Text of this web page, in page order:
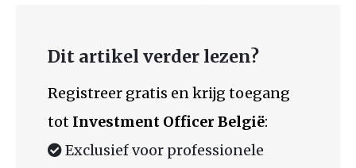
Dit artikel verder lezen?
Registreer gratis en krijg toegang
tot Investment Officer België:
Exclusief voor professionele